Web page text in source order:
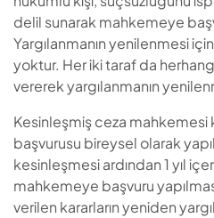
delil sunarak mahkemeye
Yargılanmanın yenilenmesi için
yoktur. Her iki taraf da
vererek yargılanmanın
Kesinleşmiş ceza mahkemesi
başvurusu bireysel olarak
kesinleşmesi ardından 1 yıl
mahkemeye başvuru
verilen kararların yeniden